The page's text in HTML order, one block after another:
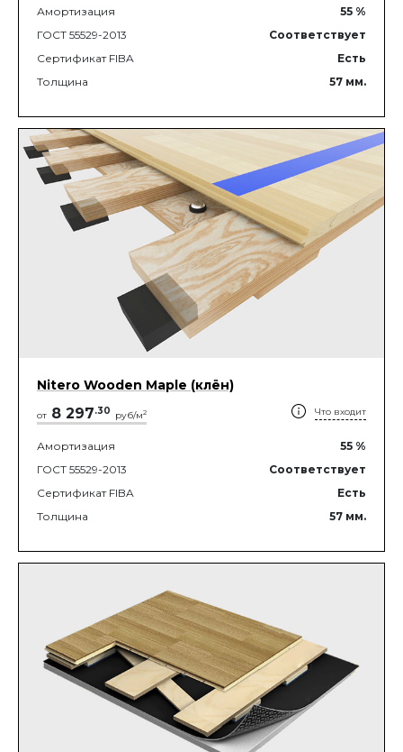
Амортизация 55 %
ГОСТ 55529-2013
Соответствует
Сертификат FIBA
Есть
Толщина
57 мм.
Nitero Wooden Maple (клён)
от 8 297.30 руб/м2 Что входит
Амортизация 55 %
ГОСТ 55529-2013
Соответствует
Сертификат FIBA
Есть
Толщина
57 мм.